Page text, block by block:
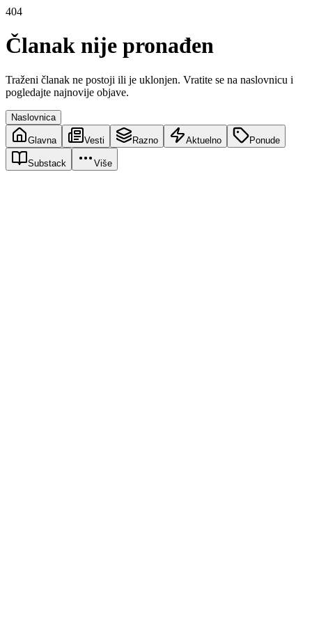
404
Članak nije pronađen
Traženi članak ne postoji ili je uklonjen. Vratite se na naslovnicu i
pogledajte najnovije objave.
Naslovnica
Glavna Vesti Razno Aktuelno Ponude
Substack Više